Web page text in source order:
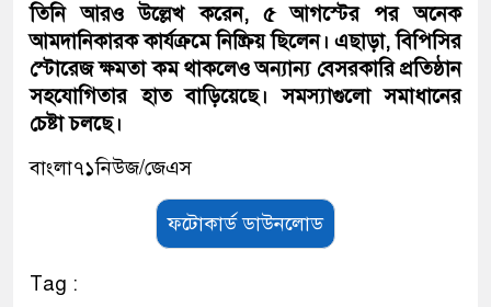
তিনি আরও উল্লেখ করেন, ৫ আগস্টের পর অনেক
আমদানিকারক কার্যক্রমে নিষ্ক্রিয় ছিলেন। এছাড়া, বিপিসির
স্টোরেজ ক্ষমতা কম থাকলেও অন্যান্য বেসরকারি প্রতিষ্ঠান
সহযোগিতার হাত বাড়িয়েছে। সমস্যাগুলো সমাধানের
চেষ্টা চলছে।
বাংলা৭১নিউজ/জেএস
ফটোকার্ড ডাউনলোড
Tag :